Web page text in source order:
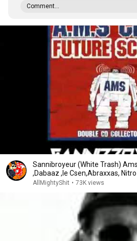
Comment...
Sannibroyeur (White Trash)
,Dabaaz ,le Csen,Abraxxas, Nitro
AllMightyShit • 73K views